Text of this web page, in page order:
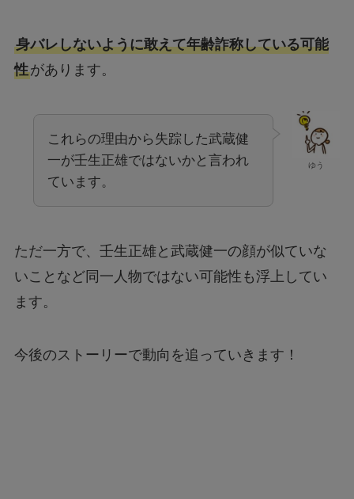
身バレしないように敢えて年齢詐称している可能
性があります。
ゆう
これらの理由から失踪した武蔵健
一が壬生正雄ではないかと言われ
ています。
ただ一方で、壬生正雄と武蔵健一の顔が似ていな
いことなど同一人物ではない可能性も浮上してい
ます。
今後のストーリーで動向を追っていきます！